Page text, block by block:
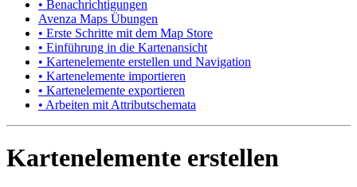
• Benachrichtigungen
Avenza Maps Übungen
• Erste Schritte mit dem Map Store
• Einführung in die Kartenansicht
• Kartenelemente erstellen und Navigation
• Kartenelemente importieren
• Kartenelemente exportieren
• Arbeiten mit Attributschemata
Kartenelemente erstellen